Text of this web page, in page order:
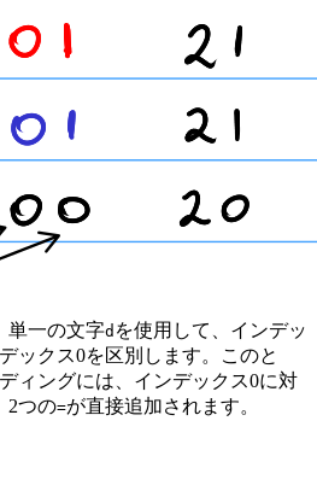
単一の文字d を使用して、インデッ
ックス0を区別します。このと
ィングには、インデックス0に対
2つの=が直接追加されます。